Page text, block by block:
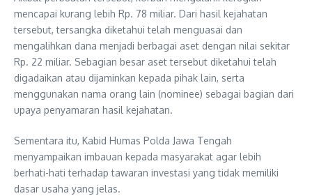
mencapai kurang lebih Rp. 78 miliar. Dari hasil kejahatan
tersebut, tersangka diketahui telah menguasai dan
mengalihkan dana menjadi berbagai aset dengan nilai sekitar
Rp. 22 miliar. Sebagian besar aset tersebut diketahui telah
digadaikan atau dijaminkan kepada pihak lain, serta
menggunakan nama orang lain (nominee) sebagai bagian dari
upaya penyamaran hasil kejahatan.
Sementara itu, Kabid Humas Polda Jawa Tengah
menyampaikan imbauan kepada masyarakat agar lebih
berhati-hati terhadap tawaran investasi yang tidak memiliki
dasar usaha yang jelas.